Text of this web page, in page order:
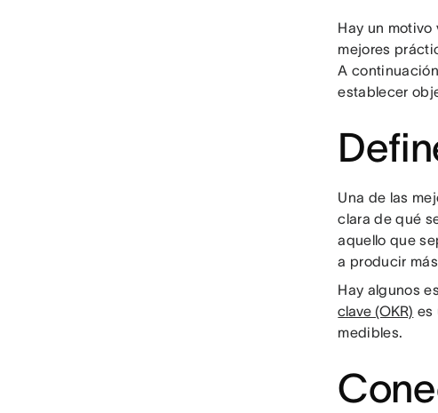
Hay un
mejores
A
establecer
Una de las
clara de qué
aquello que
a producir
Hay algunos
clave (OKR) es
medibles.